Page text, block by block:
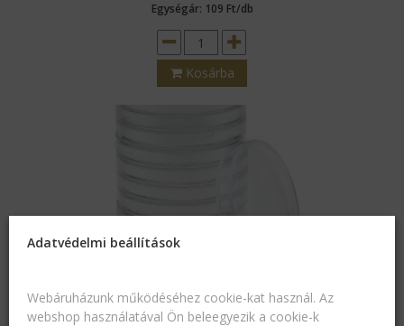
Egységár: 109 Ft/db
Kosárba
Éremkapszula 32 mm éremhez 10 db/csomag
Adatvédelmi beállítások
Webáruházunk működéséhez cookie-kat használ. Az
webshop használatával Ön beleegyezik a cookie-k